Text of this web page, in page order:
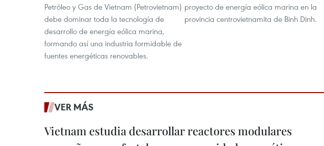
Petróleo y Gas de Vietnam (Petrovietnam)
debe dominar toda la tecnología de
desarrollo de energía eólica marina,
formando así una industria formidable de
fuentes energéticas renovables.
proyecto de energía eólica marina en la
provincia centrovietnamita de Binh Dinh.
VER MÁS
Vietnam estudia desarrollar reactores modulares